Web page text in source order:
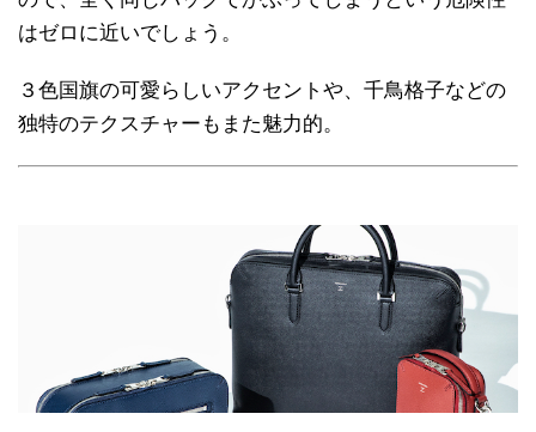
はゼロに近いでしょう。
３色国旗の可愛らしいアクセントや、千鳥格子などの
独特のテクスチャーもまた魅力的。